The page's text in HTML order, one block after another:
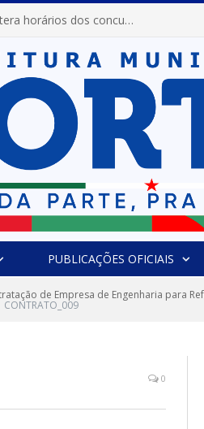
Prefeitura de Portel prorroga inscrições e altera horários dos concursos “Musa” e “Miss Mix Verão 2026”
PUBLICAÇÕES OFICIAIS
de Empresa de Engenharia para
CONTRATO_009
0